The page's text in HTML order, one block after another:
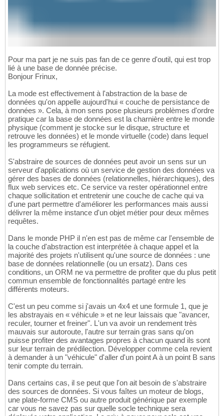
Pour ma part je ne suis pas fan de ce genre d'outil, qui est trop
lié à une base de donnée précise.
Bonjour Frinux,
La mode est effectivement à l'abstraction de la base de
données qu'on appelle aujourd'hui « couche de persistance de
données ». Cela, à mon sens pose plusieurs problèmes d'ordre
pratique car la base de données est la charnière entre le monde
physique (comment je stocke sur le disque, structure et
retrouve les données) et le monde virtuelle (code) dans lequel
les programmeurs se réfugient.
S'abstraire de sources de données peut avoir un sens sur un
serveur d'applications où un service de gestion des données va
gérer des bases de données (relationnelles, hiérarchiques), des
flux web services etc. Ce service va rester opérationnel entre
chaque sollicitation et entretenir une couche de cache qui va
d'une part permettre d'améliorer les performances mais aussi
délivrer la même instance d'un objet métier pour deux mêmes
requêtes.
Dans le monde PHP il n'en est pas de même car l'ensemble de
la couche d'abstraction est interprétée à chaque appel et la
majorité des projets n'utilisent qu'une source de données : une
base de données relationnelle (ou un ersatz). Dans ces
conditions, un ORM ne va permettre de profiter que du plus petit
commun ensemble de fonctionnalités partagé entre les
différents moteurs.
C'est un peu comme si j'avais un 4x4 et une formule 1, que je
les abstrayais en « véhicule » et ne leur laissais que "avancer,
reculer, tourner et freiner". L'un va avoir un rendement très
mauvais sur autoroute, l'autre sur terrain gras sans qu'on
puisse profiter des avantages propres à chacun quand ils sont
sur leur terrain de prédilection. Développer comme cela revient
à demander à un "véhicule" d'aller d'un point A à un point B sans
tenir compte du terrain.
Dans certains cas, il se peut que l'on ait besoin de s'abstraire
des sources de données. Si vous faîtes un moteur de blogs,
une plate-forme CMS ou autre produit générique par exemple
car vous ne savez pas sur quelle socle technique sera